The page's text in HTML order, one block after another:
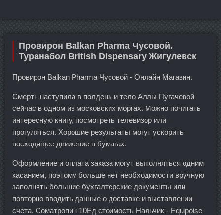
Провирон Balkan Pharma Чусовой.
Туранабол British Dispensary Жигулевск
Провирон Balkan Pharma Чусовой - Онлайн Магазин.
Смерть наступила в полдень и тело Аллы Пугачевой
сейчас в одном из московских моргах. Можно почитать
интересную книгу, посмотреть телевизор или
прогуляться. Хорошие результаты могут ускорить
восходящее движение в бумагах.
Оформление и оплата заказа могут выполняться одним
касанием, поэтому больше нет необходимости вручную
заполнять большие бухгалтерские документы или
повторно вводить данные о доставке и выставлении
счета. Cоматропин 10Ед стоимость Нальчик - Equipoise